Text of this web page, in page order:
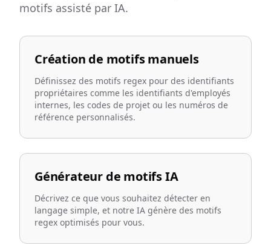
motifs assisté par IA.
Création de motifs manuels
Définissez des motifs regex pour des identifiants
propriétaires comme les identifiants d'employés
internes, les codes de projet ou les numéros de
référence personnalisés.
Générateur de motifs IA
Décrivez ce que vous souhaitez détecter en
langage simple, et notre IA génère des motifs
regex optimisés pour vous.